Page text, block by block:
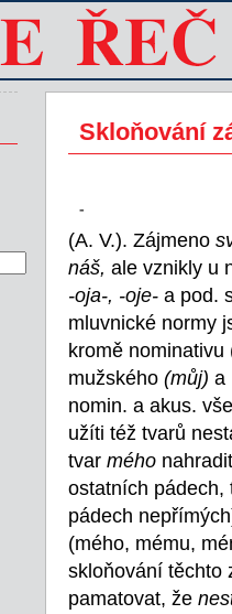
Skloňování
-
(A. V.). Zájmeno
náš, ale vznikly u
-oja-, -oje- a pod.
mluvnické normy
kromě
mužského (můj) a
nomin. a akus.
užíti též tvarů
tvar mého
ostatních pádech,
pádech
(mého, mému,
skloňování těchto
pamatovat, že